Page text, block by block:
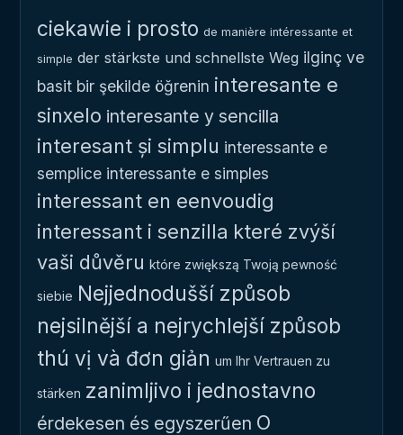
ciekawie i prosto de manière intéressante et
simple der stärkste und schnellste Weg ilginç ve
basit bir şekilde öğrenin interesante e
sinxelo interesante y sencilla
interesant și simplu interessante e
semplice interessante e simples
interessant en eenvoudig
interessant i senzilla které zvýší
vaši důvěru które zwiększą Twoją pewność
siebie Nejjednodušší způsob
nejsilnější a nejrychlejší způsob
thú vị và đơn giản um Ihr Vertrauen zu
stärken zanimljivo i jednostavno
érdekesen és egyszerűen Ο